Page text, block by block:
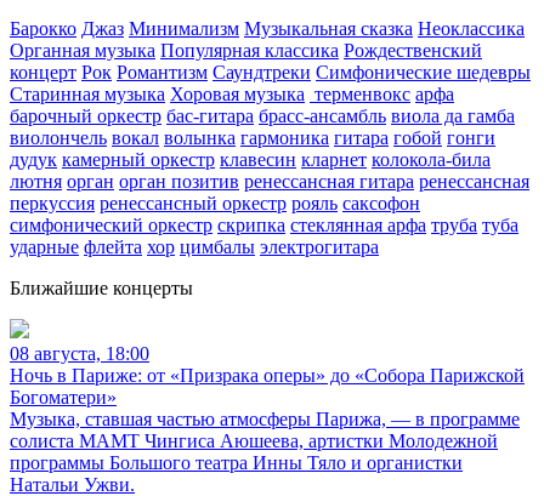
Барокко Джаз Минимализм Музыкальная сказка Неоклассика
Органная музыка Популярная классика Рождественский
концерт Рок Романтизм Саундтреки Симфонические шедевры
Старинная музыка Хоровая музыка терменвокс арфа
барочный оркестр бас-гитара брасс-ансамбль виола да гамба
виолончель вокал волынка гармоника гитара гобой гонги
дудук камерный оркестр клавесин кларнет колокола-била
лютня орган орган позитив ренессансная гитара ренессансная
перкуссия ренессансный оркестр рояль саксофон
симфонический оркестр скрипка стеклянная арфа труба туба
ударные флейта хор цимбалы электрогитара
Ближайшие концерты
08 августа, 18:00
Ночь в Париже: от «Призрака оперы» до «Собора Парижской
Богоматери»
Музыка, ставшая частью атмосферы Парижа, — в программе
солиста МАМТ Чингиса Аюшеева, артистки Молодежной
программы Большого театра Инны Тяло и органистки
Натальи Ужви.